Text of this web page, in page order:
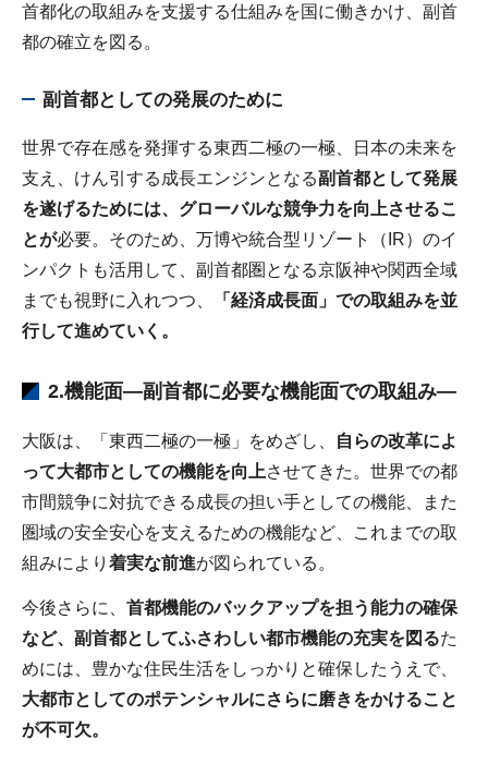
首都化の取組みを支援する仕組みを国に働きかけ、副首
都の確立を図る。
副首都としての発展のために
世界で存在感を発揮する東西二極の一極、日本の未来を
支え、けん引する成長エンジンとなる副首都として発展
を遂げるためには、グローバルな競争力を向上させるこ
とが必要。そのため、万博や統合型リゾート（IR）のイ
ンパクトも活用して、副首都圏となる京阪神や関西全域
までも視野に入れつつ、
「経済成長面」での取組みを並
行して進めていく。
2.機能面―副首都に必要な機能面での取組み―
大阪は、「東西二極の一極」をめざし、
自らの改革によ
って大都市としての機能を向上させてきた。世界での都
市間競争に対抗できる成長の担い手としての機能、また
圏域の安全安心を支えるための機能など、これまでの取
組みにより 着実な前進が図られている。
今後さらに、 首都機能のバックアップを担う能力の確保
など、副首都としてふさわしい都市機能の充実を図るた
めには、豊かな住民生活をしっかりと確保したうえで、
大都市としてのポテンシャルにさらに磨きをかけること
が不可欠。